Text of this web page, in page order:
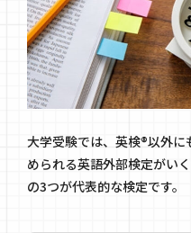
大学受験では、英検®以外
められる英語外部検定がい
の3つが代表的な検定です。